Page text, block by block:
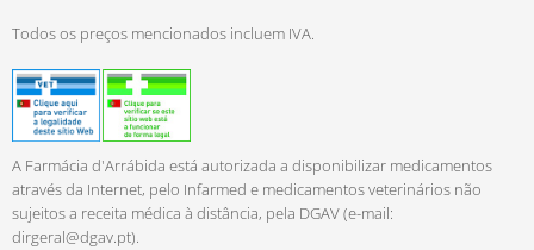
Todos os preços mencionados incluem IVA.
A Farmácia d'Arrábida está autorizada a disponibilizar medicamentos
através da Internet, pelo Infarmed e medicamentos veterinários não
sujeitos a receita médica à distância, pela DGAV (e-mail:
dirgeral@dgav.pt).